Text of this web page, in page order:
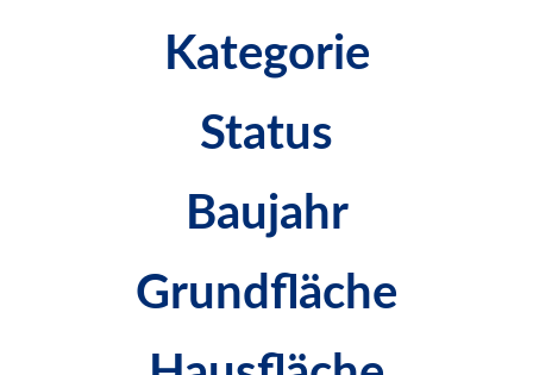
Kategorie
Status
Baujahr
Grundfläche